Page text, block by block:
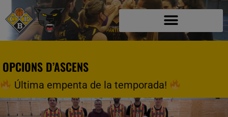
OPCIONS D’ASCENS
Última empenta de la temporada!